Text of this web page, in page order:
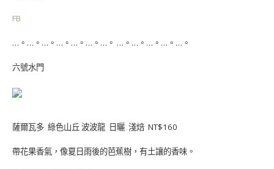
FB
…。…。…。…。…。…。…。 …。…。…。…。…。
六號水門
薩爾瓦多 綠色山丘 波波龍 日曬 淺焙 NT$160
帶花果香氣，像夏日雨後的芭蕉樹，有土讓的香味。